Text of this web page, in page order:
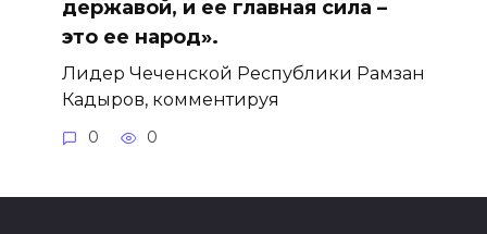
державой, и ее главная сила –
это ее народ».
Лидер Чеченской Республики Рамзан
Кадыров, комментируя
0 0